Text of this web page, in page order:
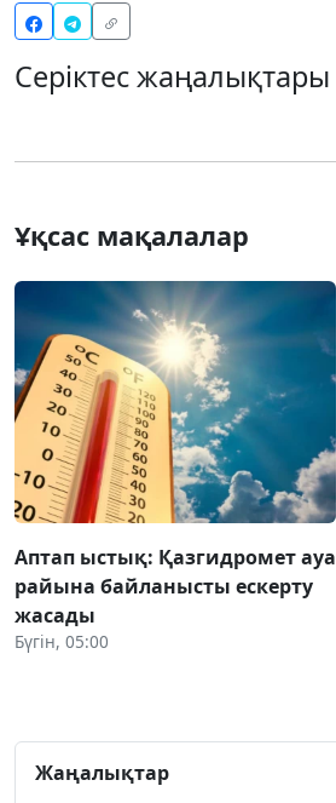
Серіктес жаңалықтары
Ұқсас мақалалар
Аптап ыстық: Қазгидромет ауа
райына байланысты ескерту
жасады
Бүгін, 05:00
Жаңалықтар